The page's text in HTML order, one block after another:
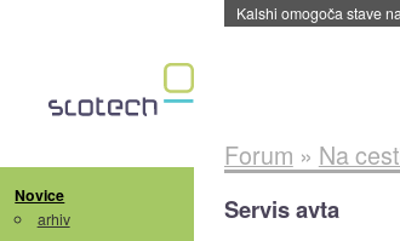
Sandisk že prodal več
Novice
arhiv
Forum » Na
Servis avta